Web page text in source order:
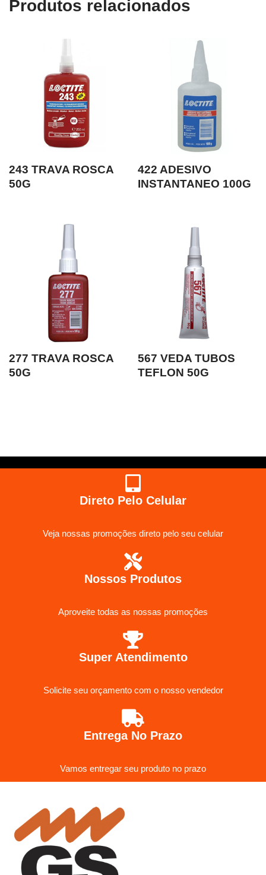
Produtos relacionados
243 TRAVA ROSCA
50G
422 ADESIVO
INSTANTANEO 100G
277 TRAVA ROSCA
50G
567 VEDA TUBOS
TEFLON 50G
Direto Pelo Celular
Veja nossas promoções direto pelo seu celular
Nossos Produtos
Aproveite todas as nossas promoções
Super Atendimento
Solicite seu orçamento com o nosso vendedor
Entrega No Prazo
Vamos entregar seu produto no prazo